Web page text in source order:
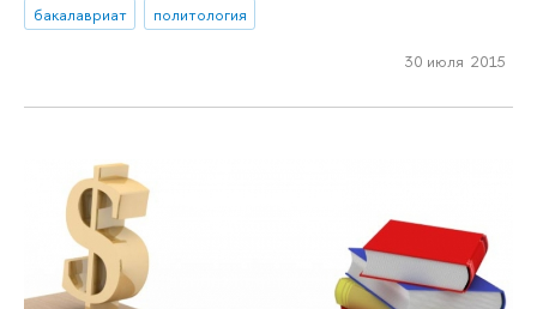
бакалавриат политология
30 июля 2015